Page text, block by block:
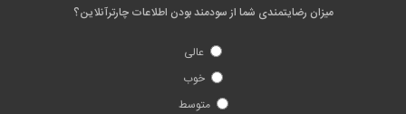
میزان رضایتمندی شما از سودمند بودن اطلاعات چارترآنلاین؟
عالی
خوب
متوسط